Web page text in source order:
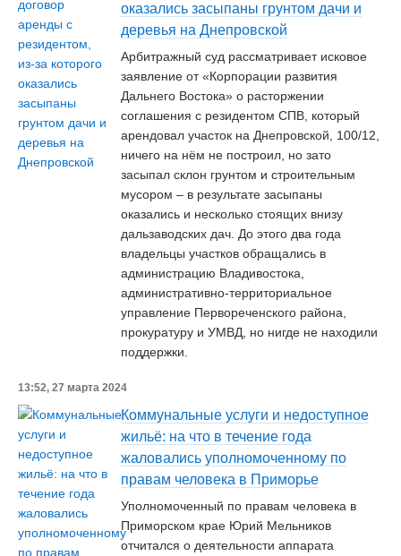
оказались засыпаны грунтом дачи и
деревья на Днепровской
Арбитражный суд рассматривает исковое
заявление от «Корпорации развития
Дальнего Востока» о расторжении
соглашения с резидентом СПВ, который
арендовал участок на Днепровской, 100/12,
ничего на нём не построил, но зато
засыпал склон грунтом и строительным
мусором – в результате засыпаны
оказались и несколько стоящих внизу
дальзаводских дач. До этого два года
владельцы участков обращались в
администрацию Владивостока,
административно-территориальное
управление Первореченского района,
прокуратуру и УМВД, но нигде не находили
поддержки.
13:52, 27 марта 2024
Коммунальные услуги и недоступное
жильё: на что в течение года
жаловались уполномоченному по
правам человека в Приморье
Уполномоченный по правам человека в
Приморском крае Юрий Мельников
отчитался о деятельности аппарата